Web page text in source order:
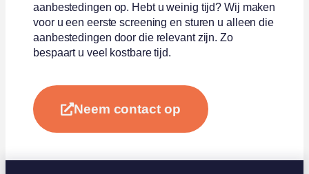
aanbestedingen op. Hebt u weinig tijd? Wij maken
voor u een eerste screening en sturen u alleen die
aanbestedingen door die relevant zijn. Zo
bespaart u veel kostbare tijd.
Neem contact op